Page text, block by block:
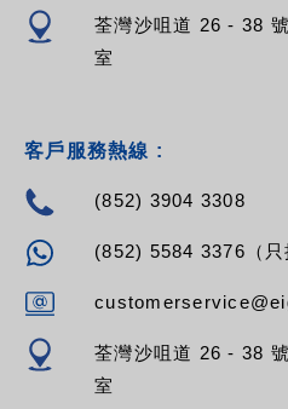
荃灣沙咀道 26 - 38
室
客戶服務熱線 :
(852) 3904 3308
(852) 5584 3376（只
荃灣沙咀道 26 - 38
室